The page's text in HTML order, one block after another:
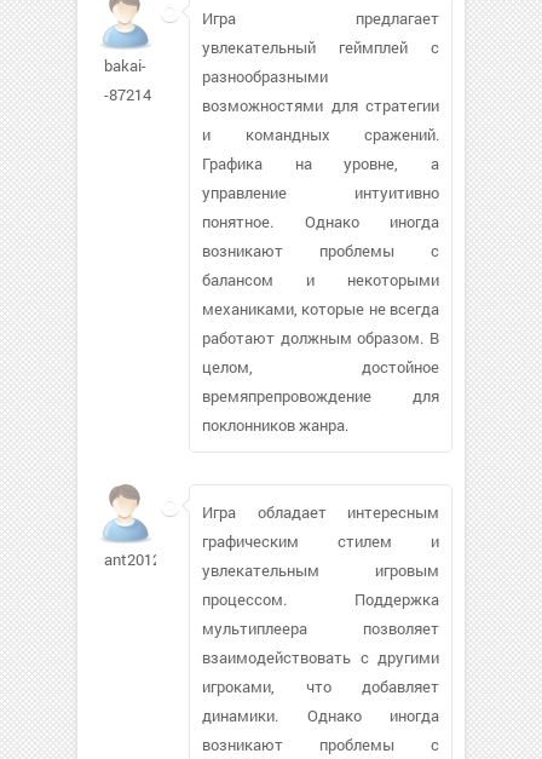
bakai-
-87214
Игра предлагает
увлекательный геймплей с
разнообразными
возможностями для стратегии
и командных сражений.
Графика на уровне, а
управление интуитивно
понятное. Однако иногда
возникают проблемы с
балансом и некоторыми
механиками, которые не всегда
работают должным образом. В
целом, достойное
времяпрепровождение для
поклонников жанра.
ant2012
Игра обладает интересным
графическим стилем и
увлекательным игровым
процессом. Поддержка
мультиплеера позволяет
взаимодействовать с другими
игроками, что добавляет
динамики. Однако иногда
возникают проблемы с